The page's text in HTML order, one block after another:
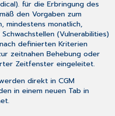
für die Erbringung des
den Vorgaben zum
mindestens monatlich,
(Vulnerabilities)
definierten Kriterien
zeitnahen Behebung oder
Zeitfenster eingeleitet.
direkt in CGM
in einem neuen Tab in